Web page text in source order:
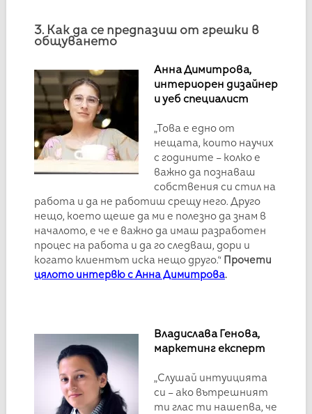
3. Как да се предпазиш от грешки в
общуването
Анна Димитрова,
интериорен дизайнер
и уеб специалист
„Това е едно от
нещата, които научих
с годините – колко е
важно да познаваш
собствения си стил на
работа и да не работиш срещу него. Друго
нещо, което щеше да ми е полезно да знам в
началото, е че е важно да имаш разработен
процес на работа и да го следваш, дори и
когато клиентът иска нещо друго.“ Прочети
цялото интервю с Анна Димитрова.
Владислава Генова,
маркетинг експерт
„Слушай интуицията
си – ако вътрешният
ти глас ти нашепва, че